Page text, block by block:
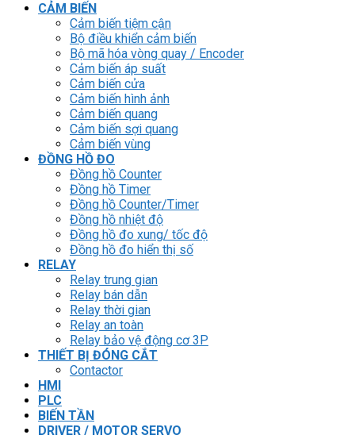
CẢM BIẾN
Cảm biến tiệm cận
Bộ điều khiển cảm biến
Bộ mã hóa vòng quay / Encoder
Cảm biến áp suất
Cảm biến cửa
Cảm biến hình ảnh
Cảm biến quang
Cảm biến sợi quang
Cảm biến vùng
ĐỒNG HỒ ĐO
Đồng hồ Counter
Đồng hồ Timer
Đồng hồ Counter/Timer
Đồng hồ nhiệt độ
Đồng hồ đo xung/ tốc độ
Đồng hồ đo hiển thị số
RELAY
Relay trung gian
Relay bán dẫn
Relay thời gian
Relay an toàn
Relay bảo vệ động cơ 3P
THIẾT BỊ ĐÓNG CẮT
Contactor
HMI
PLC
BIẾN TẦN
DRIVER / MOTOR SERVO